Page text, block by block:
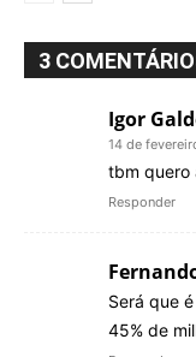
3
Igor
14 de
tbm quero
Responder
Será que
45% de